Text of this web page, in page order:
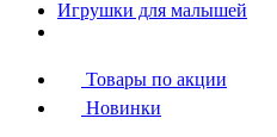
Игрушки для малышей
Товары по акции
Новинки